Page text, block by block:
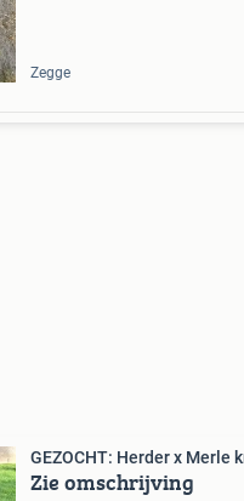
Zegge
GEZOCHT: Herder x Merle
Zie omschrijving